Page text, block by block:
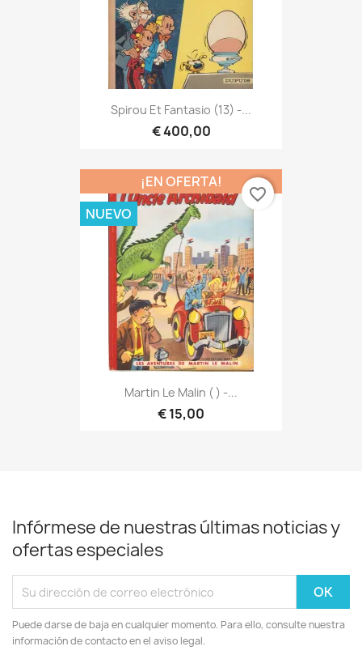
Spirou Et Fantasio (13) -...
€ 400,00
Martin Le Malin ( ) -...
€ 15,00
¡EN OFERTA!
NUEVO
favorite_border
Infórmese de nuestras últimas noticias y
ofertas especiales
Puede darse de baja en cualquier momento. Para ello, consulte nuestra
información de contacto en el aviso legal.